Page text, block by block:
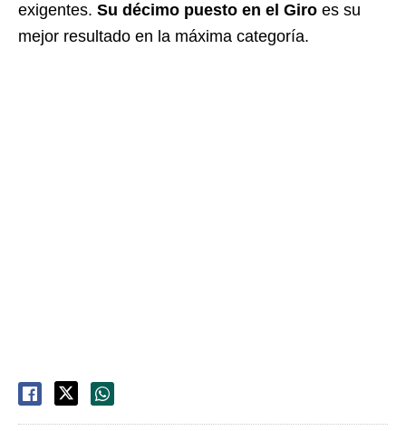
exigentes. Su décimo puesto en el Giro es su
mejor resultado en la máxima categoría.